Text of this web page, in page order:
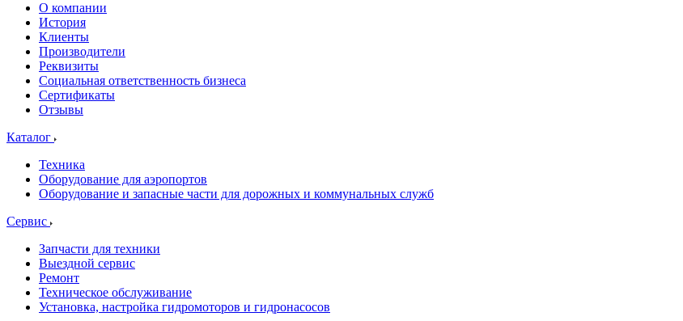
О компании
История
Клиенты
Производители
Реквизиты
Социальная ответственность бизнеса
Сертификаты
Отзывы
Каталог
Техника
Оборудование для аэропортов
Оборудование и запасные части для дорожных и коммунальных служб
Сервис
Запчасти для техники
Выездной сервис
Ремонт
Техническое обслуживание
Установка, настройка гидромоторов и гидронасосов